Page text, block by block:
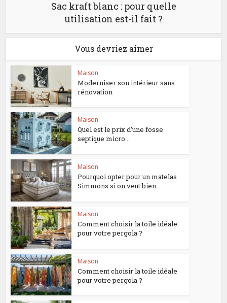
Sac kraft blanc : pour quelle
utilisation est-il fait ?
Vous devriez aimer
Maison
Moderniser son intérieur sans
rénovation
Maison
Quel est le prix d’une fosse
septique micro...
Maison
Pourquoi opter pour un matelas
Simmons si on veut bien...
Maison
Comment choisir la toile idéale
pour votre pergola ?
Maison
Comment choisir la toile idéale
pour votre pergola ?